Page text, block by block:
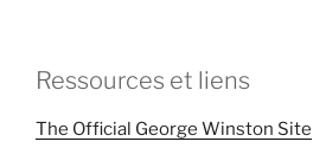
Ressources et liens
The Official George Winston Site